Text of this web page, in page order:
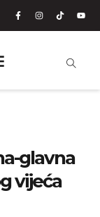
glavna
vijeća